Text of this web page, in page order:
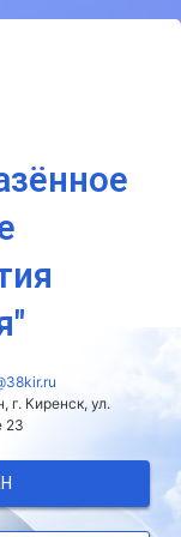
г. Киренск, ул.
23